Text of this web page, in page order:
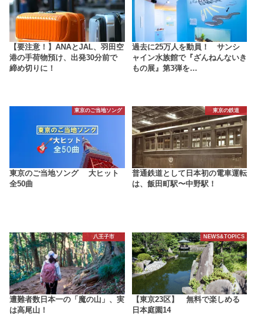
【要注意！】ANAとJAL、羽田空
港の手荷物預け、出発30分前で
締め切りに！
過去に25万人を動員！ サンシ
ャイン水族館で『ざんねんないき
もの展』第3弾を…
東京のご当地ソング
東京のご当地ソング 大ヒット
全50曲
東京の鉄道
普通鉄道として日本初の電車運転
は、飯田町駅〜中野駅！
八王子市
遭難者数日本一の「魔の山」、実
は高尾山！
NEWS&TOPICS
【東京23区】 無料で楽しめる
日本庭園14